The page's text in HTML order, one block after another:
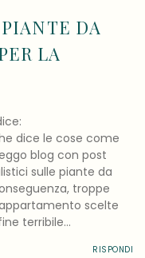
DA
LA
dice le cose come
blog con post
sulle piante da
troppe
scelte
terribile…
RISPONDI